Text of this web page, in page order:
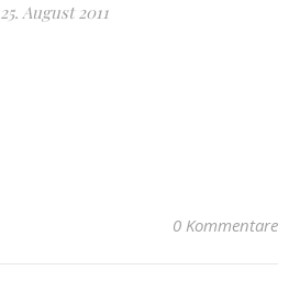
25. August 2011
0 Kommentare